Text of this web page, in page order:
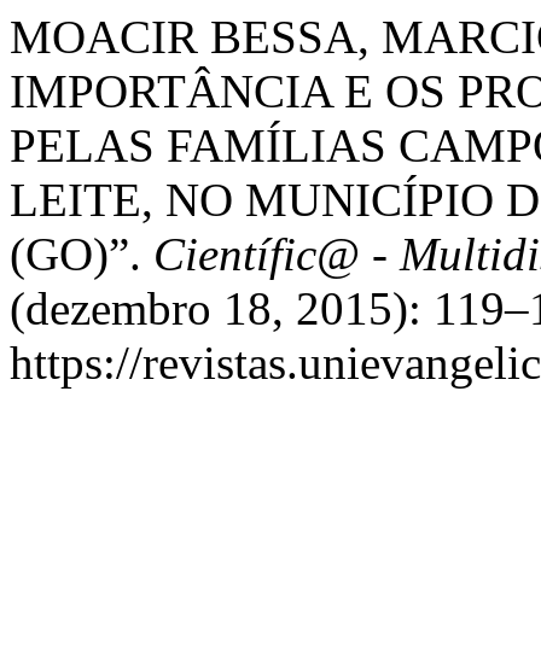
MOACIR BESSA,
IMPORTÂNCIA E OS
PELAS FAMÍLIAS
LEITE, NO MUNICÍPIO
(GO)”. Científic@ -
(dezembro 18, 2015):
https://